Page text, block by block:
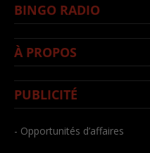
BINGO RADIO
À PROPOS
PUBLICITÉ
- Opportunités d’affaires